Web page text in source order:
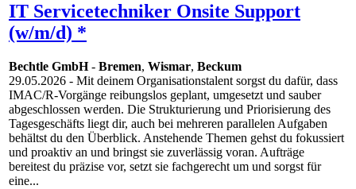
IT Servicetechniker Onsite Support
(w/m/d) *
Bechtle GmbH- Bremen, Wismar, Beckum
29.05.2026 - Mit deinem Organisationstalent sorgst du dafür, dass
IMAC/R-Vorgänge reibungslos geplant, umgesetzt und sauber
abgeschlossen werden. Die Strukturierung und Priorisierung des
Tagesgeschäfts liegt dir, auch bei mehreren parallelen Aufgaben
behältst du den Überblick. Anstehende Themen gehst du fokussiert
und proaktiv an und bringst sie zuverlässig voran. Aufträge
bereitest du präzise vor, setzt sie fachgerecht um und sorgst für
eine...